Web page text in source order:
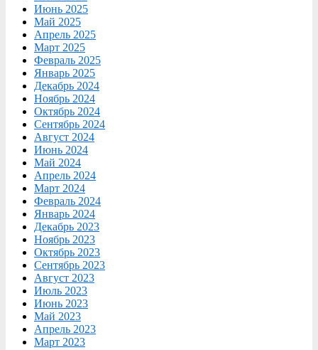
Июнь 2025
Май 2025
Апрель 2025
Март 2025
Февраль 2025
Январь 2025
Декабрь 2024
Ноябрь 2024
Октябрь 2024
Сентябрь 2024
Август 2024
Июнь 2024
Май 2024
Апрель 2024
Март 2024
Февраль 2024
Январь 2024
Декабрь 2023
Ноябрь 2023
Октябрь 2023
Сентябрь 2023
Август 2023
Июль 2023
Июнь 2023
Май 2023
Апрель 2023
Март 2023